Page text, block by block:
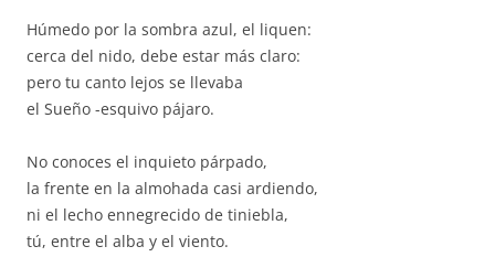
Húmedo por la sombra azul, el liquen:
cerca del nido, debe estar más claro:
pero tu canto lejos se llevaba
el Sueño -esquivo pájaro.
No conoces el inquieto párpado,
la frente en la almohada casi ardiendo,
ni el lecho ennegrecido de tiniebla,
tú, entre el alba y el viento.